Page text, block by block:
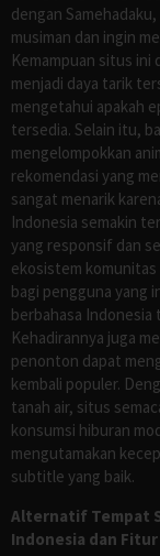
dengan
musiman dan ingin
Kemampuan situs ini
menjadi daya tarik
mengetahui apakah
tersedia. Selain itu,
mengelompokkan
rekomendasi yang
sangat menarik
Indonesia semakin
yang responsif dan
ekosistem komunitas
bagi pengguna yang
berbahasa Indonesia
Kehadirannya juga
penonton dapat
kembali populer.
tanah air, situs
konsumsi hiburan
mengutamakan
subtitle yang baik.
Alternatif Tempat
Indonesia dan